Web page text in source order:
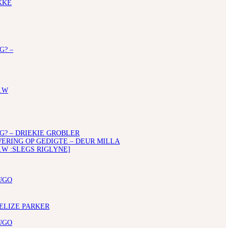
–
– DRIEKIE GROBLER
OP GEDIGTE – DEUR MILLA
:SLEGS RIGLYNE]
PARKER